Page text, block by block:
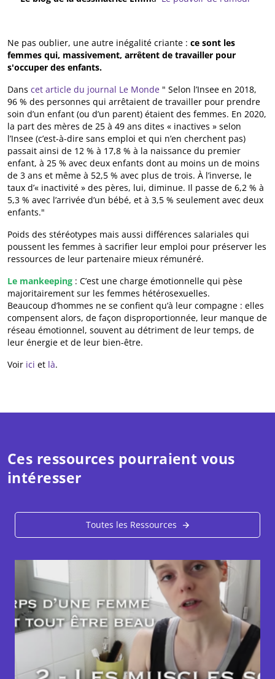
Ne pas oublier, une autre inégalité criante : ce sont les
femmes qui, massivement, arrêtent de travailler pour
s'occuper des enfants.
Dans cet article du journal Le Monde " Selon l’Insee en 2018,
96 % des personnes qui arrêtaient de travailler pour prendre
soin d’un enfant (ou d’un parent) étaient des femmes. En 2020,
la part des mères de 25 à 49 ans dites « inactives » selon
l’Insee (c’est-à-dire sans emploi et qui n’en cherchent pas)
passait ainsi de 12 % à 17,8 % à la naissance du premier
enfant, à 25 % avec deux enfants dont au moins un de moins
de 3 ans et même à 52,5 % avec plus de trois. À l’inverse, le
taux d’« inactivité » des pères, lui, diminue. Il passe de 6,2 % à
5,3 % avec l’arrivée d’un bébé, et à 3,5 % seulement avec deux
enfants."
Poids des stéréotypes mais aussi différences salariales qui
poussent les femmes à sacrifier leur emploi pour préserver les
ressources de leur partenaire mieux rémunéré.
Le mankeeping : C’est une charge émotionnelle qui pèse
majoritairement sur les femmes hétérosexuelles.
Beaucoup d’hommes ne se confient qu’à leur compagne : elles
compensent alors, de façon disproportionnée, leur manque de
réseau émotionnel, souvent au détriment de leur temps, de
leur énergie et de leur bien-être.
Voir ici et là.
Ces ressources pourraient vous
intéresser
Toutes les Ressources